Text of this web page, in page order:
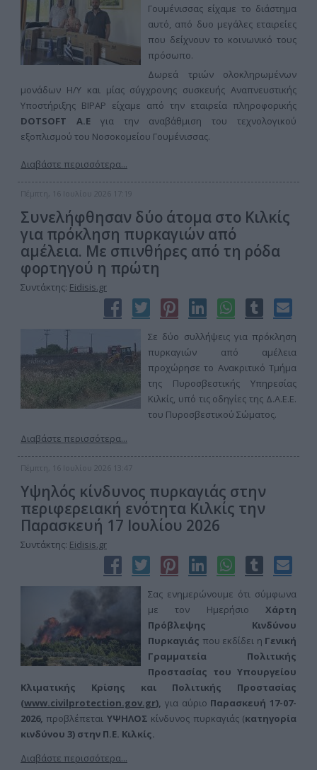
Γουμένισσας είχαμε το διάστημα
αυτό, από δυο μεγάλες εταιρείες
που δείχνουν το κοινωνικό τους
πρόσωπο.
Δωρεά τριών ολοκληρωμένων
μονάδων Η/Υ και μίας σύγχρονης συσκευής Αναπνευστικής
Υποστήριξης BIPAP είχαμε από την εταιρεία πληροφορικής
DOTSOFT Α.Ε για την αναβάθμιση του τεχνολογικού
εξοπλισμού του Νοσοκομείου Γουμένισσας.
Διαβάστε περισσότερα...
Πέμπτη, 16 Ιουλίου 2026 17:19
Συνελήφθησαν δύο άτομα στο Κιλκίς
για πρόκληση πυρκαγιών από
αμέλεια. Με σπινθήρες από τη ρόδα
φορτηγού η πρώτη
Συντάκτης: Eidisis.gr
Σε δύο συλλήψεις για πρόκληση
πυρκαγιών από αμέλεια
προχώρησε το Ανακριτικό Τμήμα
της Πυροσβεστικής Υπηρεσίας
Κιλκίς, υπό τις οδηγίες της Δ.Α.Ε.Ε.
του Πυροσβεστικού Σώματος.
Διαβάστε περισσότερα...
Πέμπτη, 16 Ιουλίου 2026 13:47
Υψηλός κίνδυνος πυρκαγιάς στην
περιφερειακή ενότητα Κιλκίς την
Παρασκευή 17 Ιουλίου 2026
Συντάκτης: Eidisis.gr
Σας ενημερώνουμε ότι σύμφωνα
με τον Ημερήσιο Χάρτη
Πρόβλεψης Κινδύνου
Πυρκαγιάς που εκδίδει η Γενική
Γραμματεία Πολιτικής
Προστασίας του Υπουργείου
Κλιματικής Κρίσης και Πολιτικής Προστασίας
(www.civilprotection.gov.gr), για αύριο Παρασκευή 17-07-
2026, προβλέπεται ΥΨΗΛΟΣ κίνδυνος πυρκαγιάς (κατηγορία
κινδύνου 3) στην Π.Ε. Κιλκίς.
Διαβάστε περισσότερα...